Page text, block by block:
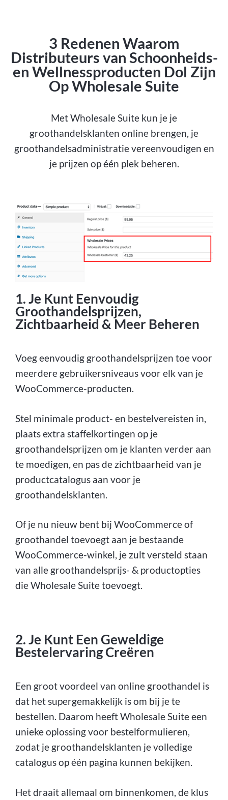
3 Redenen Waarom
Distributeurs van Schoonheids-
en Wellnessproducten Dol Zijn
Op Wholesale Suite
Met Wholesale Suite kun je je
groothandelsklanten online brengen, je
groothandelsadministratie vereenvoudigen en
je prijzen op één plek beheren.
1. Je Kunt Eenvoudig
Groothandelsprijzen,
Zichtbaarheid & Meer Beheren
Voeg eenvoudig groothandelsprijzen toe voor
meerdere gebruikersniveaus voor elk van je
WooCommerce-producten.
Stel minimale product- en bestelvereisten in,
plaats extra staffelkortingen op je
groothandelsprijzen om je klanten verder aan
te moedigen, en pas de zichtbaarheid van je
productcatalogus aan voor je
groothandelsklanten.
Of je nu nieuw bent bij WooCommerce of
groothandel toevoegt aan je bestaande
WooCommerce-winkel, je zult versteld staan
van alle groothandelsprijs- & productopties
die Wholesale Suite toevoegt.
2. Je Kunt Een Geweldige
Bestelervaring Creëren
Een groot voordeel van online groothandel is
dat het supergemakkelijk is om bij je te
bestellen. Daarom heeft Wholesale Suite een
unieke oplossing voor bestelformulieren,
zodat je groothandelsklanten je volledige
catalogus op één pagina kunnen bekijken.
Het draait allemaal om binnenkomen, de klus